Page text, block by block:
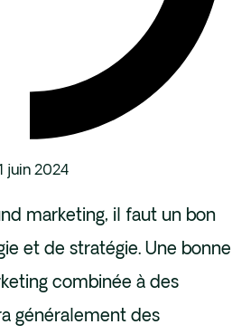
juin 2024
marketing, il faut un bon
et de stratégie. Une bonne
combinée à des
généralement des